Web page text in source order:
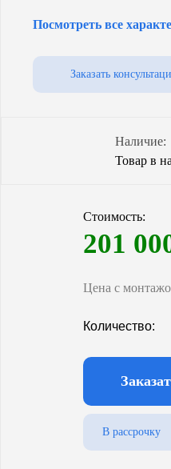
Способ
Посмотреть все
Заказать
Наличие:
Товар в
Стоимость:
201
Цена с
Количество:
В рассрочку